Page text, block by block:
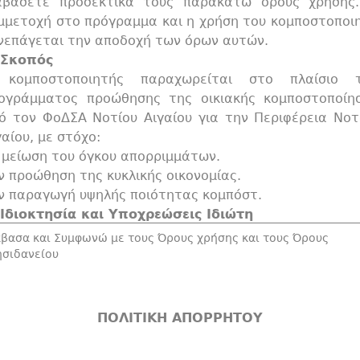
στο πρόγραμμα και η χρήση του
την αποδοχή των όρων αυτών.
παραχωρείται στο πλαίσιο
προώθησης της οικιακής
τον ΦοΔΣΑ Νοτίου Αιγαίου για την Περιφέρεια
με στόχο:
του όγκου απορριμμάτων.
προώθηση της κυκλικής οικονομίας.
παραγωγή υψηλής ποιότητας κομπόστ.
και Υποχρεώσεις Ιδιώτη
αποτελεί περιουσιακό στοιχείο
και παραχωρείται για οικιακή χρήση.
προκύπτουν από την καθημερινή οικιακή
και Συμφωνώ με τους Όρους χρήσης και τους Όρους
ΠΟΛΙΤΙΚΗ ΑΠΟΡΡΗΤΟΥ